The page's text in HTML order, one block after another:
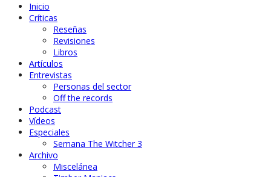
Inicio
Críticas
Reseñas
Revisiones
Libros
Artículos
Entrevistas
Personas del sector
Off the records
Podcast
Vídeos
Especiales
Semana The Witcher 3
Archivo
Miscelánea